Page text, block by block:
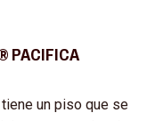
PACIFICA
un piso que se